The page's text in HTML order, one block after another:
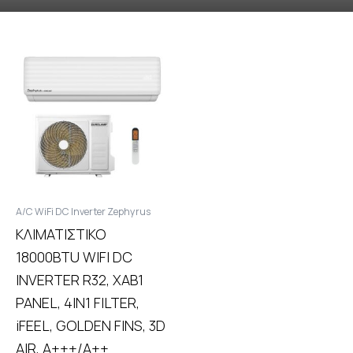
A/C WiFi DC Inverter Zephyrus
ΚΛΙΜΑΤΙΣΤΙΚΟ
18000BTU WIFI DC
INVERTER R32, XAB1
PANEL, 4IN1 FILTER,
iFEEL, GOLDEN FINS, 3D
AIR, A+++/A++